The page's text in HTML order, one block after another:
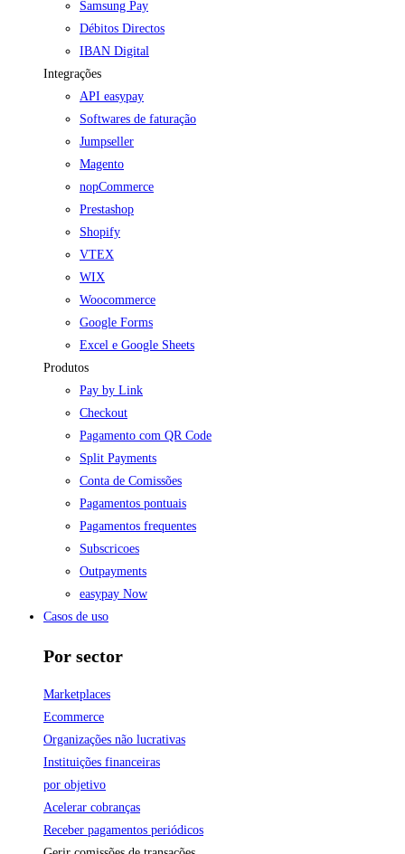
Samsung Pay
Débitos Directos
IBAN Digital
Integrações
API easypay
Softwares de faturação
Jumpseller
Magento
nopCommerce
Prestashop
Shopify
VTEX
WIX
Woocommerce
Google Forms
Excel e Google Sheets
Produtos
Pay by Link
Checkout
Pagamento com QR Code
Split Payments
Conta de Comissões
Pagamentos pontuais
Pagamentos frequentes
Subscricoes
Outpayments
easypay Now
Casos de uso
Por sector
Marketplaces
Ecommerce
Organizações não lucrativas
Instituições financeiras
por objetivo
Acelerar cobranças
Receber pagamentos periódicos